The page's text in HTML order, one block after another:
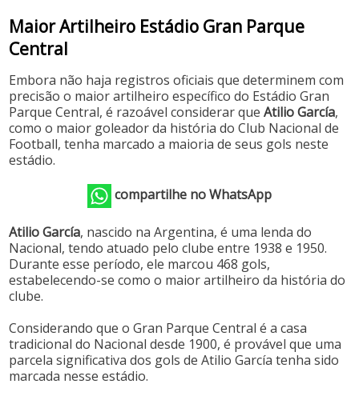
Maior Artilheiro Estádio Gran Parque
Central
Embora não haja registros oficiais que determinem com
precisão o maior artilheiro específico do Estádio Gran
Parque Central, é razoável considerar queAtilio García,
como o maior goleador da história do Club Nacional de
Football, tenha marcado a maioria de seus gols neste
estádio.
compartilhe no WhatsApp
Atilio García, nascido na Argentina, é uma lenda do
Nacional, tendo atuado pelo clube entre 1938 e 1950.
Durante esse período, ele marcou 468 gols,
estabelecendo-se como o maior artilheiro da história do
clube.
Considerando que o Gran Parque Central é a casa
tradicional do Nacional desde 1900, é provável que uma
parcela significativa dos gols de Atilio García tenha sido
marcada nesse estádio.